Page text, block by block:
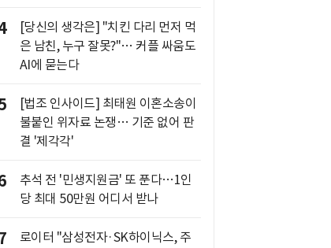
[당신의 생각은] "치킨 다리 먼저 먹
은 남친, 누구 잘못?"… 커플 싸움도
AI에 묻는다
[법조 인사이드] 최태원 이혼소송이
불붙인 위자료 논쟁… 기준 없어 판
결 '제각각'
추석 전 '민생지원금' 또 푼다…1인
당 최대 50만원 어디서 받나
로이터 "삼성전자·SK하이닉스, 주